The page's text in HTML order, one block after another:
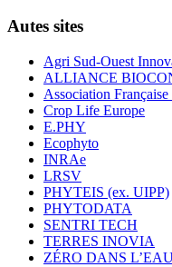
Autes sites
Agri Sud-Ouest
ALLIANCE
Association
Crop Life Europe
E.PHY
Ecophyto
INRAe
LRSV
PHYTEIS (ex. UIPP)
PHYTODATA
SENTRI TECH
TERRES INOVIA
ZÉRO DANS